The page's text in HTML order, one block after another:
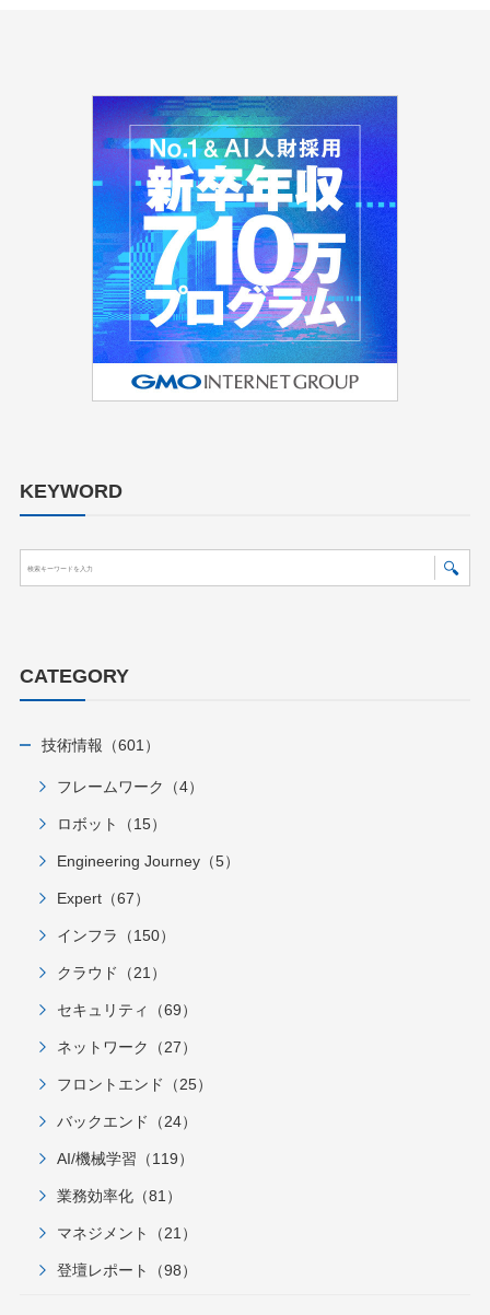
KEYWORD
CATEGORY
技術情報（601）
フレームワーク（4）
ロボット（15）
Engineering Journey（5）
Expert（67）
インフラ（150）
クラウド（21）
セキュリティ（69）
ネットワーク（27）
フロントエンド（25）
バックエンド（24）
AI/機械学習（119）
業務効率化（81）
マネジメント（21）
登壇レポート（98）